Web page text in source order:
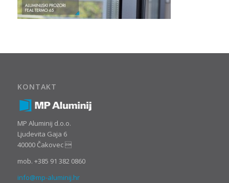
KONTAKT
MP Aluminij d.o.o.
Ljudevita Gaja 6
40000 Čakovec 
mob. +385 91 382 0860
info@mp-aluminij.hr